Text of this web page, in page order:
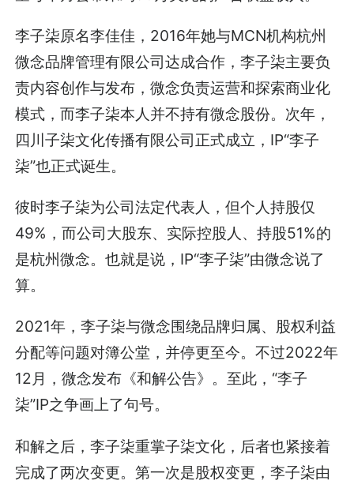
李子柒原名李佳佳，2016年她与MCN机构杭州
微念品牌管理有限公司达成合作，李子柒主要负
责内容创作与发布，微念负责运营和探索商业化
模式，而李子柒本人并不持有微念股份。次年，
四川子柒文化传播有限公司正式成立，IP“李子
柒”也正式诞生。
彼时李子柒为公司法定代表人，但个人持股仅
49%，而公司大股东、实际控股人、持股51%的
是杭州微念。也就是说，IP“李子柒”由微念说了
算。
2021年，李子柒与微念围绕品牌归属、股权利益
分配等问题对簿公堂，并停更至今。不过2022年
12月，微念发布《和解公告》。至此，“李子
柒”IP之争画上了句号。
和解之后，李子柒重掌子柒文化，后者也紧接着
完成了两次变更。第一次是股权变更，李子柒由